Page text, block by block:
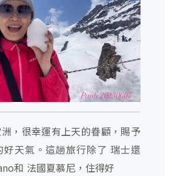
，很幸運有上天的眷顧，賜予
天氣。這趟旅行除了 瑞士還
和 法國夏慕尼，住得好